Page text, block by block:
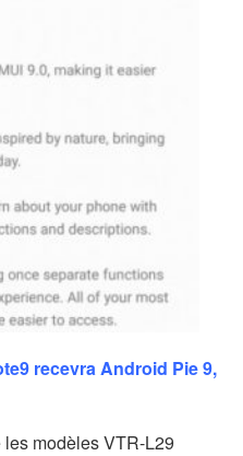
recevra Android Pie 9,
les modèles VTR-L29